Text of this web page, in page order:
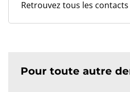
Retrouvez tous les
Pour toute autre